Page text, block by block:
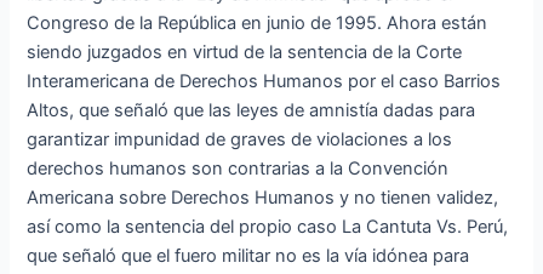
Congreso de la República en junio de 1995. Ahora están
siendo juzgados en virtud de la sentencia de la Corte
Interamericana de Derechos Humanos por el caso Barrios
Altos, que señaló que las leyes de amnistía dadas para
garantizar impunidad de graves de violaciones a los
derechos humanos son contrarias a la Convención
Americana sobre Derechos Humanos y no tienen validez,
así como la sentencia del propio caso La Cantuta Vs. Perú,
que señaló que el fuero militar no es la vía idónea para